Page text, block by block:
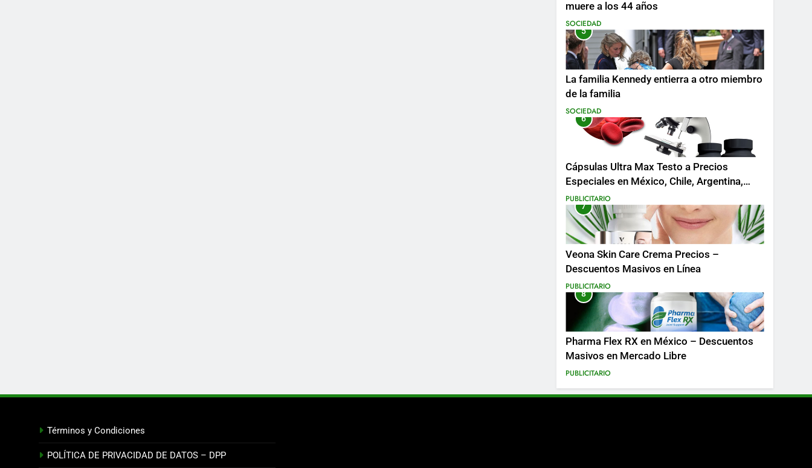
muere a los 44 años
SOCIEDAD
5
La familia Kennedy entierra a otro miembro
de la familia
SOCIEDAD
6
Cápsulas Ultra Max Testo a Precios
Especiales en México, Chile, Argentina,
Colombia, Perú , Ecuador, Costa Rica y
Más
PUBLICITARIO
7
Veona Skin Care Crema Precios –
Descuentos Masivos en Línea
PUBLICITARIO
8
Pharma Flex RX en México – Descuentos
Masivos en Mercado Libre
PUBLICITARIO
Términos y Condiciones
POLÍTICA DE PRIVACIDAD DE DATOS – DPP